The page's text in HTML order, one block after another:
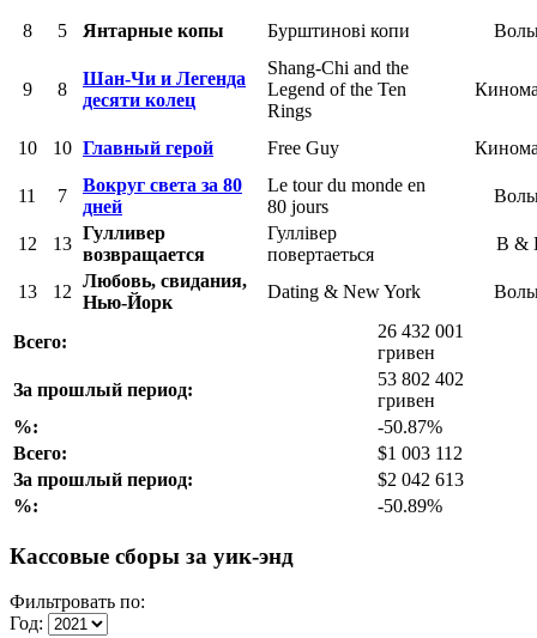
8 5 Янтарные копы Бурштиновi копи
9 8
Шан-Чи и Легенда
десяти колец
Shang-Chi and the
Legend of the Ten
Rings
10 10 Главный герой Free Guy
11 7
Вокруг света за 80
дней
Le tour du monde en
80 jours
12 13
Гулливер
возвращается
Гуллiвер
повертаеться
B &
13 12
Любовь, свидания,
Нью-Йорк
Dating & New York
Всего:
26 432 001
гривен
За прошлый период:
53 802 402
гривен
%:
-50.87%
Всего:
$1 003 112
За прошлый период:
$2 042 613
%:
-50.89%
Кассовые сборы за уик-энд
Фильтровать по:
Год: